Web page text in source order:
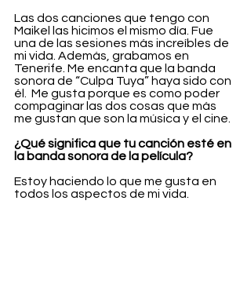
Las dos canciones que tengo con
Maikel las hicimos el mismo día. Fue
una de las sesiones más increíbles de
mi vida. Además, grabamos en
Tenerife. Me encanta que la banda
sonora de “Culpa Tuya” haya sido con
él.  Me gusta porque es como poder
compaginar las dos cosas que más
me gustan que son la música y el cine.
¿Qué significa que tu canción esté en
la banda sonora de la película?
Estoy haciendo lo que me gusta en
todos los aspectos de mi vida.